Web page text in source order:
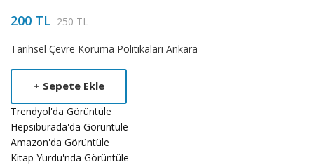
200 TL 250 TL
Product
Summery
Tarihsel Çevre Koruma Politikaları Ankara
+ Sepete Ekle
Trendyol'da Görüntüle
Hepsiburada'da Görüntüle
Amazon'da Görüntüle
Kitap Yurdu'nda Görüntüle